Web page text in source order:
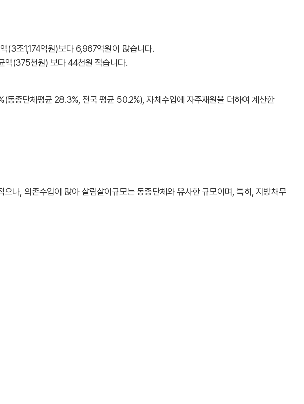
(3조1,174억원)보다 6,967억원이 많습니다.
액(375천원) 보다 44천원 적습니다.
동종단체평균 28.3%, 전국 평균 50.2%), 자체수입에 자주재원을 더하여 계산한
나, 의존수입이 많아 살림살이규모는 동종단체와 유사한 규모이며, 특히, 지방채무